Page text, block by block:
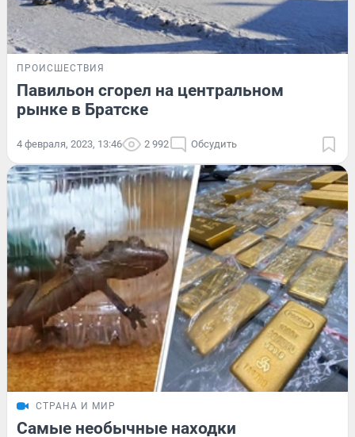
ПРОИСШЕСТВИЯ
Павильон сгорел на центральном
рынке в Братске
4 февраля, 2023, 13:46 2 992 Обсудить
СТРАНА И МИР
Самые необычные находки